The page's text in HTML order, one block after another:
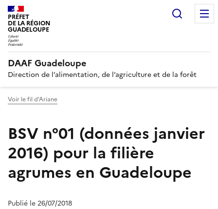
PRÉFET
DE LA RÉGION
GUADELOUPE
DAAF Guadeloupe
Direction de l’alimentation, de l’agriculture et de la forêt
Voir le fil d'Ariane
BSV n°01 (données janvier
2016) pour la filière
agrumes en Guadeloupe
Publié le 26/07/2018